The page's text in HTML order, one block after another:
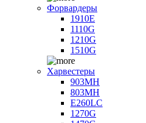
Форвардеры
1910E
1110G
1210G
1510G
Харвестеры
903MH
803MH
E260LC
1270G